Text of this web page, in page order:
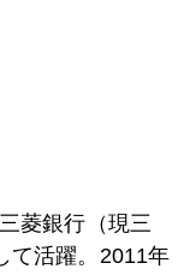
菱銀行（現三
て活躍。2011年